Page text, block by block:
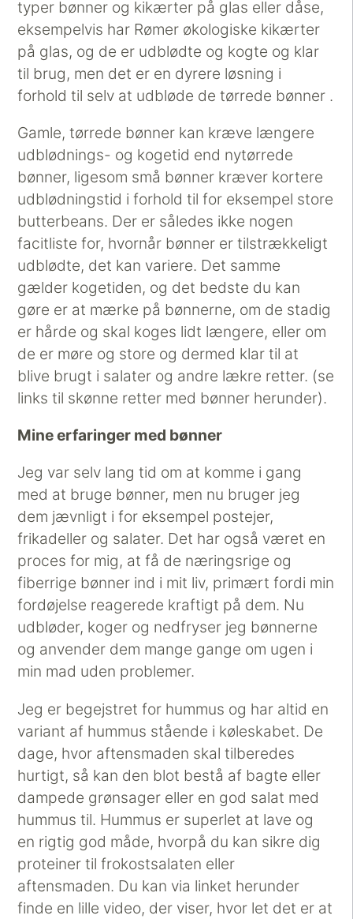
typer bønner og kikærter på glas eller dåse,
eksempelvis har Rømer økologiske kikærter
på glas, og de er udblødte og kogte og klar
til brug, men det er en dyrere løsning i
forhold til selv at udbløde de tørrede bønner .
Gamle, tørrede bønner kan kræve længere
udblødnings- og kogetid end nytørrede
bønner, ligesom små bønner kræver kortere
udblødningstid i forhold til for eksempel store
butterbeans. Der er således ikke nogen
facitliste for, hvornår bønner er tilstrækkeligt
udblødte, det kan variere. Det samme
gælder kogetiden, og det bedste du kan
gøre er at mærke på bønnerne, om de stadig
er hårde og skal koges lidt længere, eller om
de er møre og store og dermed klar til at
blive brugt i salater og andre lækre retter. (se
links til skønne retter med bønner herunder).
Mine erfaringer med bønner
Jeg var selv lang tid om at komme i gang
med at bruge bønner, men nu bruger jeg
dem jævnligt i for eksempel postejer,
frikadeller og salater. Det har også været en
proces for mig, at få de næringsrige og
fiberrige bønner ind i mit liv, primært fordi min
fordøjelse reagerede kraftigt på dem. Nu
udbløder, koger og nedfryser jeg bønnerne
og anvender dem mange gange om ugen i
min mad uden problemer.
Jeg er begejstret for hummus og har altid en
variant af hummus stående i køleskabet. De
dage, hvor aftensmaden skal tilberedes
hurtigt, så kan den blot bestå af bagte eller
dampede grønsager eller en god salat med
hummus til. Hummus er superlet at lave og
en rigtig god måde, hvorpå du kan sikre dig
proteiner til frokostsalaten eller
aftensmaden. Du kan via linket herunder
finde en lille video, der viser, hvor let det er at